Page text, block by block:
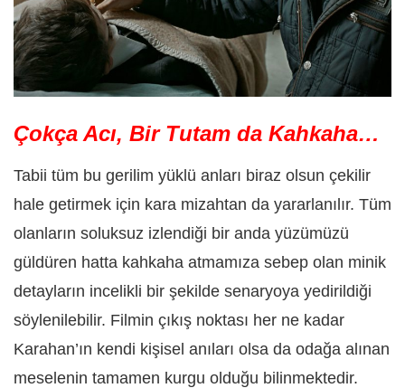
Çokça Acı, Bir Tutam da Kahkaha…
Tabii tüm bu gerilim yüklü anları biraz olsun çekilir
hale getirmek için kara mizahtan da yararlanılır. Tüm
olanların soluksuz izlendiği bir anda yüzümüzü
güldüren hatta kahkaha atmamıza sebep olan minik
detayların incelikli bir şekilde senaryoya yedirildiği
söylenilebilir. Filmin çıkış noktası her ne kadar
Karahan’ın kendi kişisel anıları olsa da odağa alınan
meselenin tamamen kurgu olduğu bilinmektedir.